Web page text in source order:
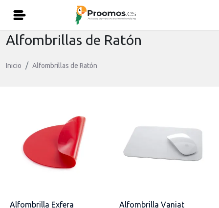
Alfombrillas de Ratón
Inicio Alfombrillas de Ratón
Alfombrilla Exfera Alfombrilla Vaniat